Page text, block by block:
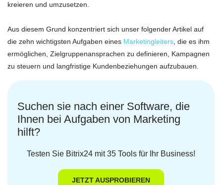
kreieren und umzusetzen.
Aus diesem Grund konzentriert sich unser folgender Artikel auf
die zehn wichtigsten Aufgaben eines Marketingleiters , die es ihm
ermöglichen, Zielgruppenansprachen zu definieren, Kampagnen
zu steuern und langfristige Kundenbeziehungen aufzubauen.
Suchen sie nach einer Software, die
Ihnen bei Aufgaben von Marketing
hilft?
Testen Sie Bitrix24 mit 35 Tools für Ihr Business!
JETZT AUSPROBIEREN